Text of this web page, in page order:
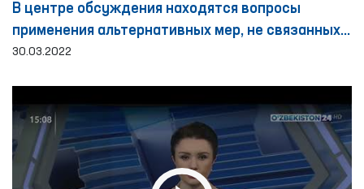
В центре обсуждения находятся вопросы
применения альтернативных мер, не связанных с
лишением свободы
30.03.2022